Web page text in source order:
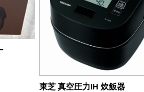
ZOJIRUSHI 極め炊き IH炊飯